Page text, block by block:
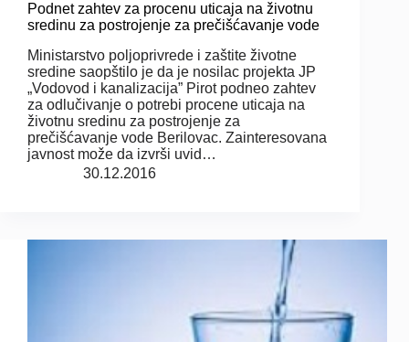
Podnet zahtev za procenu uticaja na životnu
sredinu za postrojenje za prečišćavanje vode
Ministarstvo poljoprivrede i zaštite životne
sredine saopštilo je da je nosilac projekta JP
„Vodovod i kanalizacija” Pirot podneo zahtev
za odlučivanje o potrebi procene uticaja na
životnu sredinu za postrojenje za
prečišćavanje vode Berilovac. Zainteresovana
javnost može da izvrši uvid…
30.12.2016